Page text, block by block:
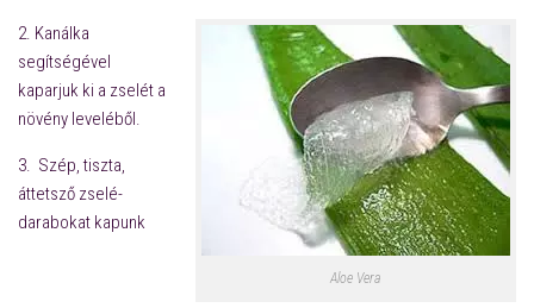
Aloe Vera
2. Kanálka
segítségével
kaparjuk ki a zselét a
növény leveléből.
3. Szép, tiszta,
áttetsző zselé-
darabokat kapunk